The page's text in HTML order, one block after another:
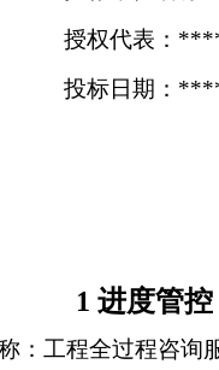
授权代表：
投标日期：
1 进度管控
：工程全过程咨询